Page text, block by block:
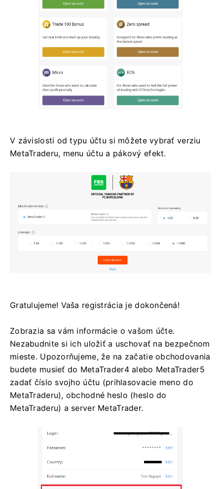
V závislosti od typu účtu si môžete vybrať verziu
MetaTraderu, menu účtu a pákový efekt.
Gratulujeme! Vaša registrácia je dokončená!
Zobrazia sa vám informácie o vašom účte.
Nezabudnite si ich uložiť a uschovať na bezpečnom
mieste. Upozorňujeme, že na začatie obchodovania
budete musieť do MetaTrader4 alebo MetaTrader5
zadať číslo svojho účtu (prihlasovacie meno do
MetaTraderu), obchodné heslo (heslo do
MetaTraderu) a server MetaTrader.